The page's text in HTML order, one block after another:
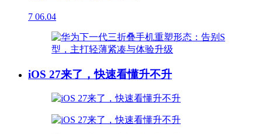
7 06.04
iOS 27来了，快速看懂升不升